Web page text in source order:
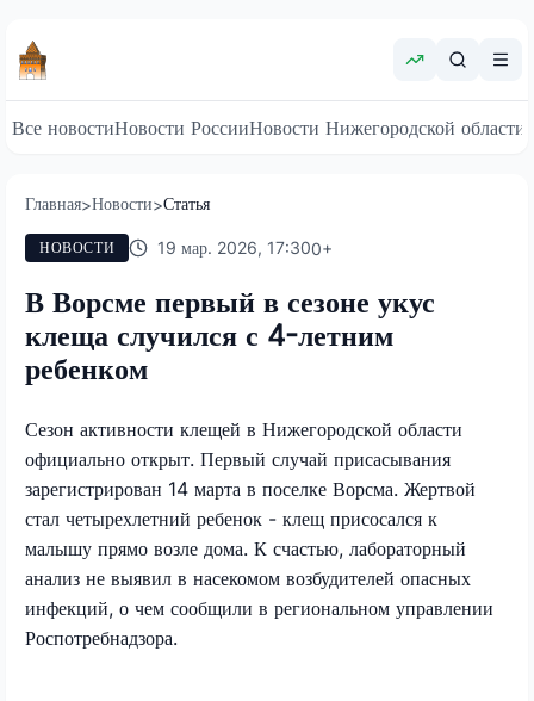
Все новостиНовости РоссииНовости Нижегородской области
Главная>Новости>Статья
НОВОСТИ 19 мар. 2026, 17:300+
В Ворсме первый в сезоне укус
клеща случился с 4-летним
ребенком
Сезон активности клещей в Нижегородской области
официально открыт. Первый случай присасывания
зарегистрирован 14 марта в поселке Ворсма. Жертвой
стал четырехлетний ребенок - клещ присосался к
малышу прямо возле дома. К счастью, лабораторный
анализ не выявил в насекомом возбудителей опасных
инфекций, о чем сообщили в региональном управлении
Роспотребнадзора.